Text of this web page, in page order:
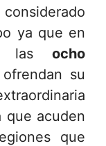
ya que en
las ocho
su
que acuden
que